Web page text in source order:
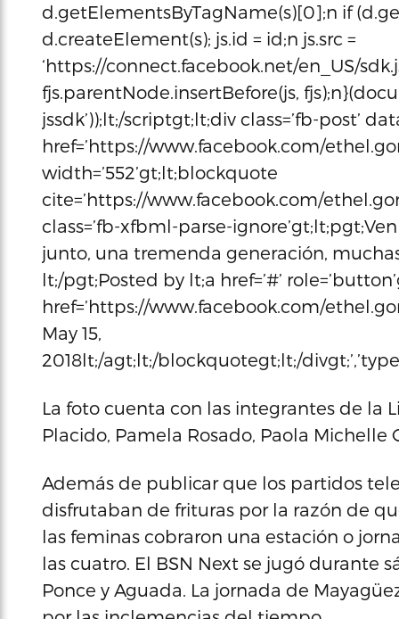
d.getElementsByTagName(s)[0];n if
d.createElement(s); js.id = id;n js.src =
‘https://connect.facebook.net/en_US/
fjs.parentNode.insertBefore(js,
jssdk’));lt;/scriptgt;lt;div class=’fb-post’
href=’https://www.facebook.com/
width=’552’gt;lt;blockquote
cite=’https://www.facebook.com/
class=’fb-xfbml-parse-
junto, una tremenda generación,
lt;/pgt;Posted by lt;a href=’#’
href=’https://www.facebook.com/
May 15,
2018lt;/agt;lt;/blockquotegt;lt;/
La foto cuenta con las integrantes de la
Placido, Pamela Rosado, Paola Michelle
Además de publicar que los partidos
disfrutaban de frituras por la razón de
las feminas cobraron una estación o
las cuatro. El BSN Next se jugó durante
Ponce y Aguada. La jornada de